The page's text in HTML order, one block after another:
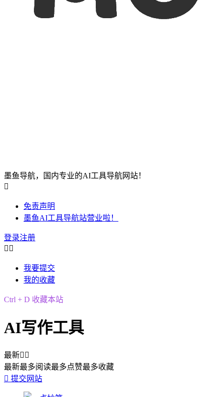
墨鱼导航，国内专业的AI工具导航网站！

免责声明
墨鱼AI工具导航站营业啦！
登录注册
 
我要提交
我的收藏
Ctrl + D 收藏本站
AI写作工具
最新 
最新最多阅读最多点赞最多收藏
 提交网站